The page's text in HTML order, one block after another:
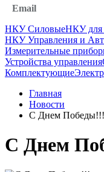
Email
НКУ СиловыеНКУ для
НКУ Управления и
Измерительные
Устройства управления
Комплектующие
Главная
Новости
С Днем Победы!!!
С Днем